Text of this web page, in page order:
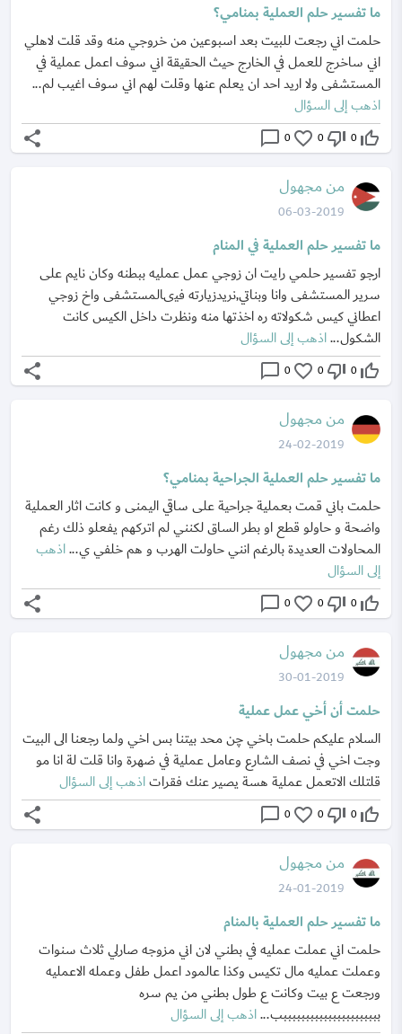
ما تفسير حلم العملية بمنامي؟
حلمت اني رجعت للبيت بعد اسبوعين من خروجي منه وقد قلت لاهلي
اني ساخرج للعمل في الخارج حيث الحقيقة اني سوف اعمل عملية في
المستشفى ولا اريد احد ان يعلم عنها وقلت لهم اني سوف اغيب لم...
اذهب إلى السؤال
thumb_up_off_alt
0
thumb_down_off_alt
0
favorite_border
0
chat_bubble_outline
share
من مجهول
06-03-2019
ما تفسير حلم العملية في المنام
ارجو تفسير حلمي رايت ان زوجي عمل عمليه ببطنه وكان نايم على
سرير المستشفى وانا وبناتي,نريدزيارته فيىالمستشفى واخ زوجي
اعطاني كيس شكولاته ره اخذتها منه ونظرت داخل الكيس كانت
الشكول...اذهب إلى السؤال
thumb_up_off_alt
0
thumb_down_off_alt
0
favorite_border
0
chat_bubble_outline
share
من مجهول
24-02-2019
ما تفسير حلم العملية الجراحية بمنامي؟
حلمت باني قمت بعملية جراحية على ساقي اليمنى و كانت اثار العملية
واضحة و حاولو قطع او بطر الساق لكنني لم اتركهم يفعلو ذلك رغم
المحاولات العديدة بالرغم انني حاولت الهرب و هم خلفي ي...اذهب
إلى السؤال
thumb_up_off_alt
0
thumb_down_off_alt
0
favorite_border
0
chat_bubble_outline
share
من مجهول
30-01-2019
حلمت أن أخي عمل عملية
السلام عليكم حلمت باخي چن محد بيتنا بس اخي ولما رجعنا الى البيت
وجت اخي في نصف الشارع وعامل عملية في ضهرة وانا قلت لة انا مو
قلتلك الاتعمل عملية هسة يصير عنك فقراتاذهب إلى السؤال
thumb_up_off_alt
0
thumb_down_off_alt
0
favorite_border
0
chat_bubble_outline
share
من مجهول
24-01-2019
ما تفسير حلم العملية بالمنام
حلمت اني عملت عمليه في بطني لان اني مزوجه صارلي ثلاث سنوات
وعملت عمليه مال تكيس وكذا عالمود اعمل طفل وعمله الاعمليه
ورجعت ع بيت وكانت ع طول بطني من يم سره
ببببببببببببببببببببببب...اذهب إلى السؤال